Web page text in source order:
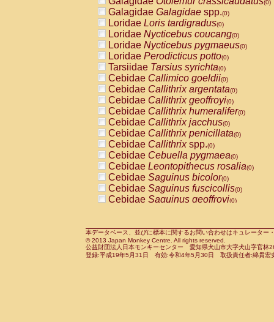
AtelidaeAtelesspp.(0)
Atelidae Lagothrix lagothricha
AtelidaeLagothrix lagothricha cana
PitheciidaeCacajao calvus
PitheciidaeCallicebus cupreus
PitheciidaeCallicebus donacophilus
PitheciidaeCallicebus moloch
PitheciidaeCallicebus torquatus
PitheciidaeCallicebusspp.(0)
PitheciidaeChiropotes satanas(0)
PitheciidaePithecia monachus
PitheciidaePithecia pithecia(0)
CercopithecidaeCercocebus agilis
CercopithecidaeCercocebus
CercopithecidaeCercocebus
CercopithecidaeCercocebus
CercopithecidaeCercocebus
CercopithecidaeCercocebushybrid
CercopithecidaePapio anubis(0)
CercopithecidaePapio cynocephalus
CercopithecidaePapio hamadryas(0)
(0)
Galagidae Galagidae spp.(0)
Loridae Loris tardigradus(0)
Loridae Nycticebus coucang(0)
Loridae Nycticebus pygmaeus(0)
Loridae Perodicticus potto(0)
Tarsiidae Tarsius syrichta(0)
Cebidae Callimico goeldii(0)
Cebidae Callithrix argentata(0)
Cebidae Callithrix geoffroyi(0)
Cebidae Callithrix humeralifer(0)
Cebidae Callithrix jacchus(0)
Cebidae Callithrix penicillata(0)
Cebidae Callithrixspp.(0)
Cebidae Cebuella pygmaea(0)
Cebidae Leontopithecus rosalia(0)
Cebidae Saguinus bicolor(0)
Cebidae Saguinus fuscicollis(0)
Cebidae Saguinus geoffroyi(0)
CebidaeSaguinus leucopus(0)
CebidaeSaguinus midas(0)
Cebidae Saguinus mystax(0)
本データベース、並びに標本に関するお問い合わせはキュレータ
© 2013 Japan Monkey Centre. All rights reserved.
公益財団法人日本モンキーセンター 愛知県犬山市大字犬山字官
登録:平成19年5月31日 有効:令和4年5月30日 取扱責任者:綿貫宏